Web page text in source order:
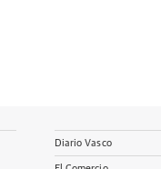
Diario Vasco